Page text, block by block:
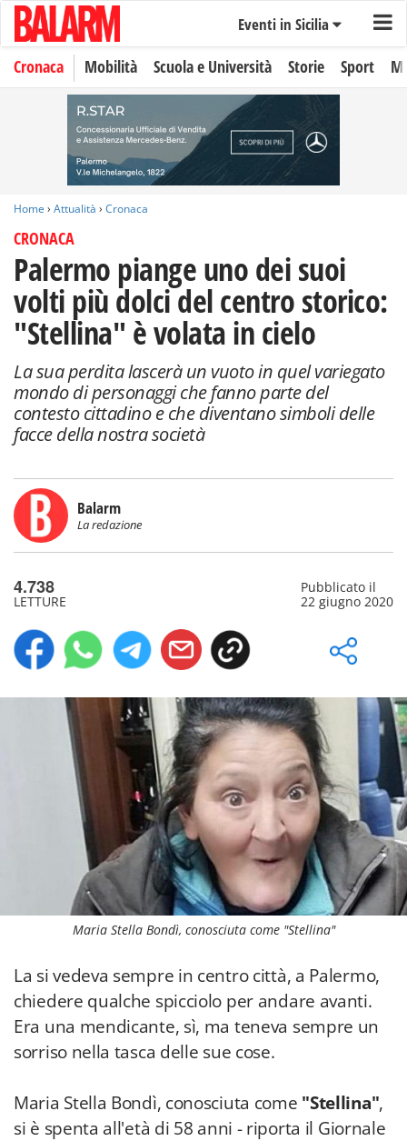
Eventi in Sicilia
Cronaca Mobilità Scuola e Università Storie Sport
Home › Attualità › Cronaca
CRONACA
Palermo piange uno dei suoi
volti più dolci del centro storico:
"Stellina" è volata in cielo
La sua perdita lascerà un vuoto in quel variegato
mondo di personaggi che fanno parte del
contesto cittadino e che diventano simboli delle
facce della nostra società
Balarm
La redazione
4.738
LETTURE
Pubblicato il
22 giugno 2020
Maria Stella Bondì, conosciuta come "Stellina"
La si vedeva sempre in centro città, a Palermo,
chiedere qualche spicciolo per andare avanti.
Era una mendicante, sì, ma teneva sempre un
sorriso nella tasca delle sue cose.
Maria Stella Bondì, conosciuta come "Stellina",
si è spenta all'età di 58 anni - riporta il Giornale